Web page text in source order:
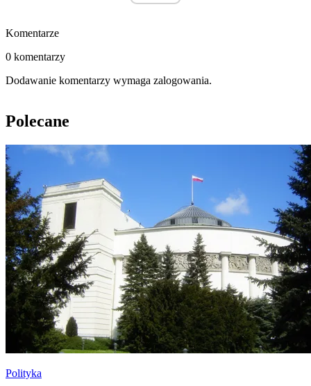
Komentarze
0 komentarzy
Dodawanie komentarzy wymaga zalogowania.
Polecane
Polityka